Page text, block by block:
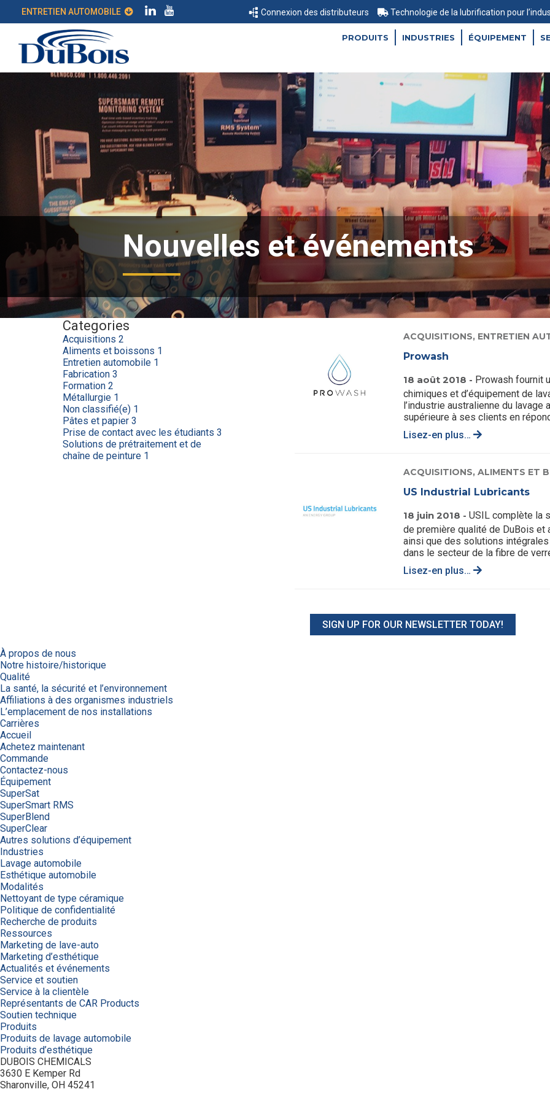
Connexion des distributeurs Technologie de la lubrification pour
PRODUITS INDUSTRIES ÉQUIPEMENT
Nouvelles et événements
Categories
Acquisitions 2
Aliments et boissons 1
Entretien automobile 1
Fabrication 3
Formation 2
Métallurgie 1
Non classifié(e) 1
Pâtes et papier 3
Prise de contact avec les étudiants 3
Solutions de prétraitement et de
chaîne de peinture 1
ACQUISITIONS, ENTRETIEN
Prowash
18 août 2018 - Prowash fournit
chimiques et d’équipement de
l’industrie australienne du
supérieure à ses clients en
Lisez-en plus…
ACQUISITIONS, ALIMENTS ET
US Industrial Lubricants
18 juin 2018 - USIL complète la
de première qualité de DuBois et
ainsi que des solutions
dans le secteur de la fibre de
Lisez-en plus…
SIGN UP FOR OUR NEWSLETTER TODAY!
À propos de nous
Notre histoire/historique
Qualité
La santé, la sécurité et l’environnement
Affiliations à des organismes industriels
L’emplacement de nos installations
Carrières
Accueil
Achetez maintenant
Commande
Contactez-nous
Équipement
SuperSat
SuperSmart RMS
SuperBlend
SuperClear
Autres solutions d’équipement
Industries
Lavage automobile
Esthétique automobile
Modalités
Nettoyant de type céramique
Politique de confidentialité
Recherche de produits
Ressources
Marketing de lave-auto
Marketing d’esthétique
Actualités et événements
Service et soutien
Service à la clientèle
Représentants de CAR Products
Soutien technique
Produits
Produits de lavage automobile
Produits d’esthétique
DUBOIS CHEMICALS
3630 E Kemper Rd
Sharonville, OH 45241